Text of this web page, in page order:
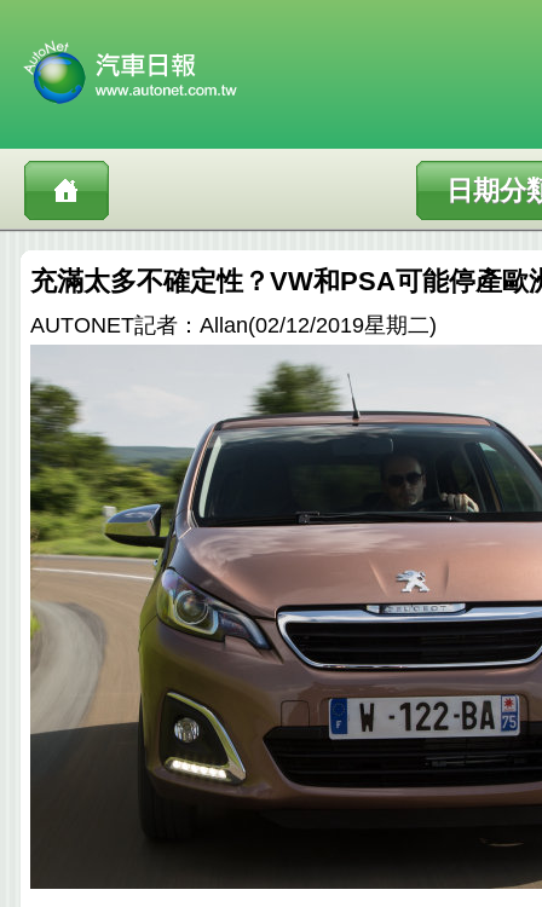
日期分
充滿太多不確定性？VW和PSA可能停產歐
AUTONET記者：Allan(02/12/2019星期二)